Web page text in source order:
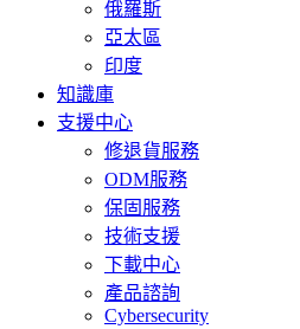
俄羅斯
亞太區
印度
知識庫
支援中心
修退貨服務
ODM服務
保固服務
技術支援
下載中心
產品諮詢
Cybersecurity